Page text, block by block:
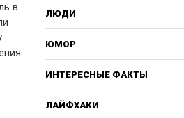
в
ЛЮДИ
ЮМОР
ИНТЕРЕСНЫЕ ФАКТЫ
ЛАЙФХАКИ